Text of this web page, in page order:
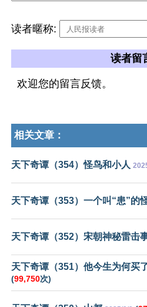
读者暱称:
读者留
欢迎您的留言反馈。
相关文章：
天下奇谭（354）怪鸟和小人
天下奇谭（353）一个叫“患”的
天下奇谭（352）宋朝神秘雷击
天下奇谭（351）他今生为何买
(99,750次)